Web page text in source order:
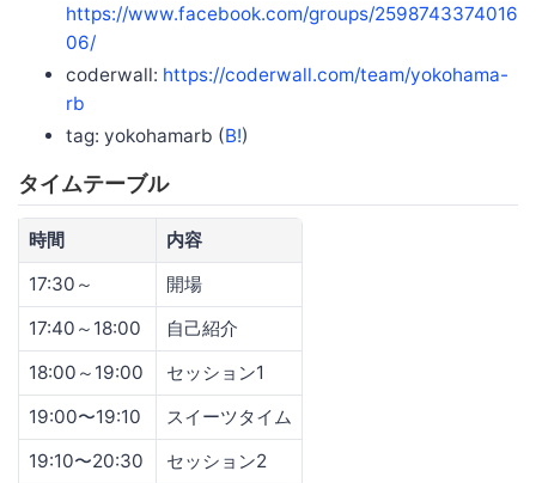
https://www.facebook.com/groups/2598743374016
06/
coderwall: https://coderwall.com/team/yokohama-
rb
tag: yokohamarb (B!)
タイムテーブル
時間
内容
17:30～
開場
17:40～18:00
自己紹介
18:00～19:00
セッション1
19:00〜19:10
スイーツタイム
19:10〜20:30
セッション2